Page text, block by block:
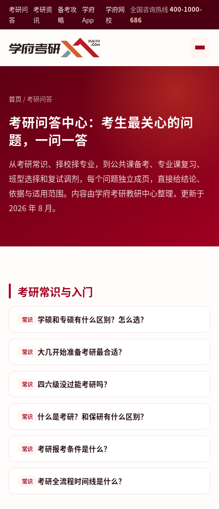
考研问
答
考研资
讯
备考攻
略
学府
App
学府网
校
全国咨询热线400-1000-
686
首页/ 考研问答
考研问答中心：考生最关心的问
题，一问一答
从考研常识、择校择专业，到公共课备考、专业课复习、
班型选择和复试调剂，每个问题独立成页，直接给结论、
依据与适用范围。内容由学府考研教研中心整理，更新于
2026 年 8 月。
考研常识与入门
常识 学硕和专硕有什么区别？怎么选？
常识 大几开始准备考研最合适？
常识 四六级没过能考研吗？
常识 什么是考研？和保研有什么区别？
常识 考研报考条件是什么？
常识 考研全流程时间线是什么？